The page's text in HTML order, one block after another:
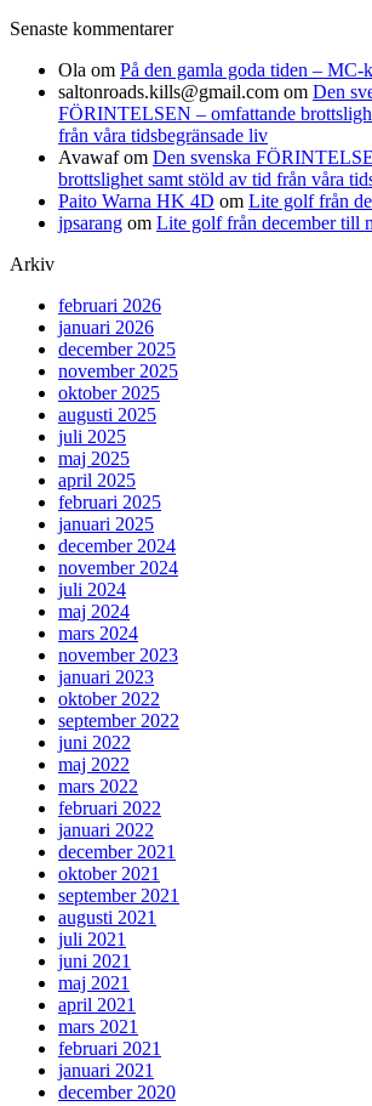
Senaste kommentarer
Ola om På den gamla goda tiden – MC-
saltonroads.kills@gmail.com om Den
FÖRINTELSEN – omfattande
från våra tidsbegränsade liv
Avawafom Den svenska
brottslighet samt stöld av tid från våra
Paito Warna HK 4D om Lite golf från
jpsarang om Lite golf från december till
Arkiv
februari 2026
januari 2026
december 2025
november 2025
oktober 2025
augusti 2025
juli 2025
maj 2025
april 2025
februari 2025
januari 2025
december 2024
november 2024
juli 2024
maj 2024
mars 2024
november 2023
januari 2023
oktober 2022
september 2022
juni 2022
maj 2022
mars 2022
februari 2022
januari 2022
december 2021
oktober 2021
september 2021
augusti 2021
juli 2021
juni 2021
maj 2021
april 2021
mars 2021
februari 2021
januari 2021
december 2020